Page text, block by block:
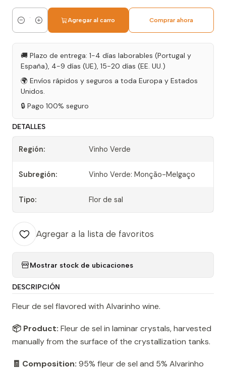
Cantidad
Agregar al carro Comprar ahora
🚚 Plazo de entrega: 1-4 días laborables (Portugal y
España), 4-9 días (UE), 15-20 días (EE. UU.)
🌍 Envíos rápidos y seguros a toda Europa y Estados
Unidos.
🔒 Pago 100% seguro
DETALLES
Región: Vinho Verde
Subregión: Vinho Verde: Monção-Melgaço
Tipo: Flor de sal
Agregar a la lista de favoritos
Mostrar stock de ubicaciones
DESCRIPCIÓN
Fleur de sel flavored with Alvarinho wine.
📦 Product: Fleur de sel in laminar crystals, harvested
manually from the surface of the crystallization tanks.
🧾 Composition: 95% fleur de sel and 5% Alvarinho